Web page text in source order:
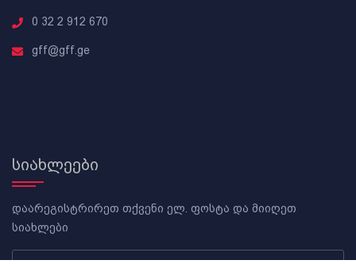
0 32 2 912 670
gff@gff.ge
სიახლეები
დაარეგისტრირეთ თქვენი ელ. ფოსტა და მიიღეთ
სიახლები